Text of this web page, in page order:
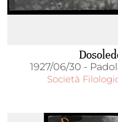
1927/06/30 -
Società